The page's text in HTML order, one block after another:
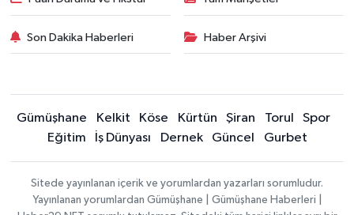
Son Dakika Haberleri Haber Arşivi
Gümüşhane Kelkit Köse Kürtün Şiran Torul
Spor
Eğitim
İş Dünyası Dernek Güncel Gurbet
Sitede yayınlanan içerik ve yorumlardan yazarları sorumludur.
Yayınlanan yorumlardan Gümüşhane | Gümüşhane Haberleri |